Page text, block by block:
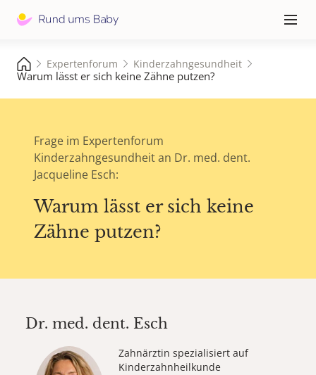
≡
Expertenforum Kinderzahngesundheit
Warum lässt er sich keine Zähne putzen?
Frage im Expertenforum
Kinderzahngesundheit an Dr. med. dent.
Jacqueline Esch:
Warum lässt er sich keine
Zähne putzen?
Dr. med. dent. Esch
Zahnärztin spezialisiert auf
Kinderzahnheilkunde